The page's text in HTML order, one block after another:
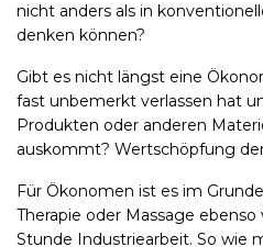
nicht anders als in
denken können?
Gibt es nicht längst eine
fast unbemerkt verlassen hat
Produkten oder anderen
auskommt? Wertschöpfung
Für Ökonomen ist es im
Therapie oder Massage
Stunde Industriearbeit. So wie